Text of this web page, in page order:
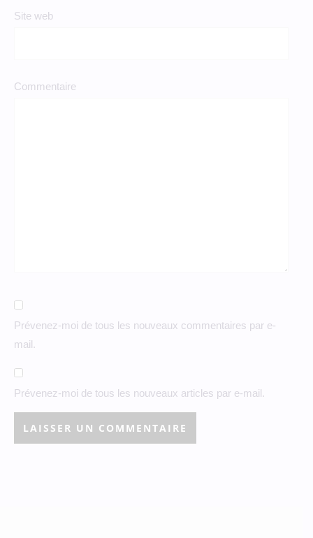
Site web
Commentaire
Prévenez-moi de tous les nouveaux commentaires par e-
mail.
Prévenez-moi de tous les nouveaux articles par e-mail.